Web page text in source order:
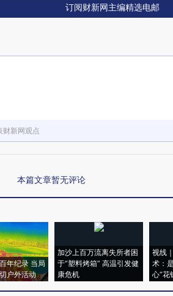
订阅财新网主编精选电邮
财新网观点
本篇文章暂无评论
年纪录 当局
户外活动
加沙上百万流离失所者困
于“塑料烤箱” 高温引发健
康危机
视线
术：
心“花